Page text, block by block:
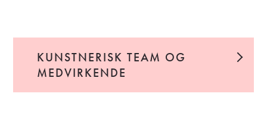
KUNSTNERISK TEAM OG
MEDVIRKENDE